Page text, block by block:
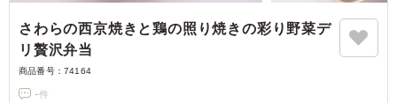
さわらの西京焼きと鶏の照り焼きの彩り野菜デ
リ贅沢弁当
商品番号： 74164
-件